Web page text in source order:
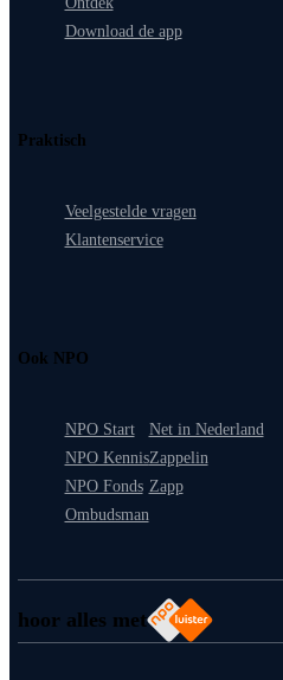
hoor alles met
Download de app
Praktisch
Veelgestelde vragen
Klantenservice
Ook NPO
NPO Start
NPO Kennis
NPO Fonds
Ombudsman
Net in Nederland
Zappelin
Zapp